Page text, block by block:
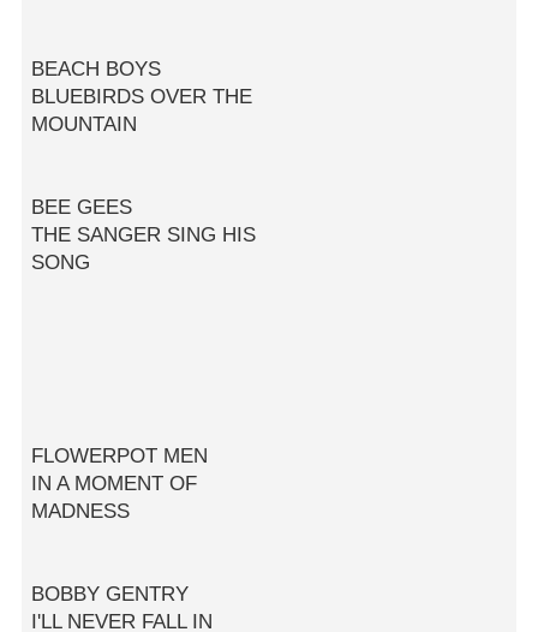
BEACH BOYS
BLUEBIRDS OVER THE
MOUNTAIN
BEE GEES
THE SANGER SING HIS
SONG
FLOWERPOT MEN
IN A MOMENT OF
MADNESS
BOBBY GENTRY
I'LL NEVER FALL IN